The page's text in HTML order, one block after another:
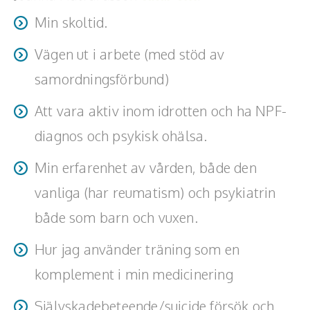
Teamwork, teambuilding, relationer
Vård, omsorg, beroende
Kända personer
Företagsledare
Författare
Idrottare och äventyrare
Alla talare
Alla ämnen
Min skoltid.
Vägen ut i arbete (med stöd av
samordningsförbund)
Att vara aktiv inom idrotten och ha NPF-
diagnos och psykisk ohälsa.
Min erfarenhet av vården, både den
vanliga (har reumatism) och psykiatrin
både som barn och vuxen.
Hur jag använder träning som en
komplement i min medicinering
Självskadebeteende/suicide försök och